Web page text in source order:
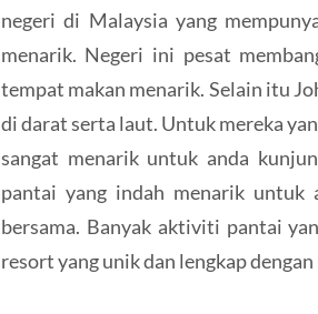
negeri di Malaysia yang
menarik. Negeri ini pesat
tempat makan menarik. Selain itu
di darat serta laut. Untuk mereka
sangat menarik untuk anda
pantai yang indah menarik untuk
bersama. Banyak aktiviti pantai
resort yang unik dan lengkap